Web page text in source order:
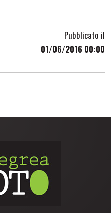
Pubblicato il
01/06/2016 00:00